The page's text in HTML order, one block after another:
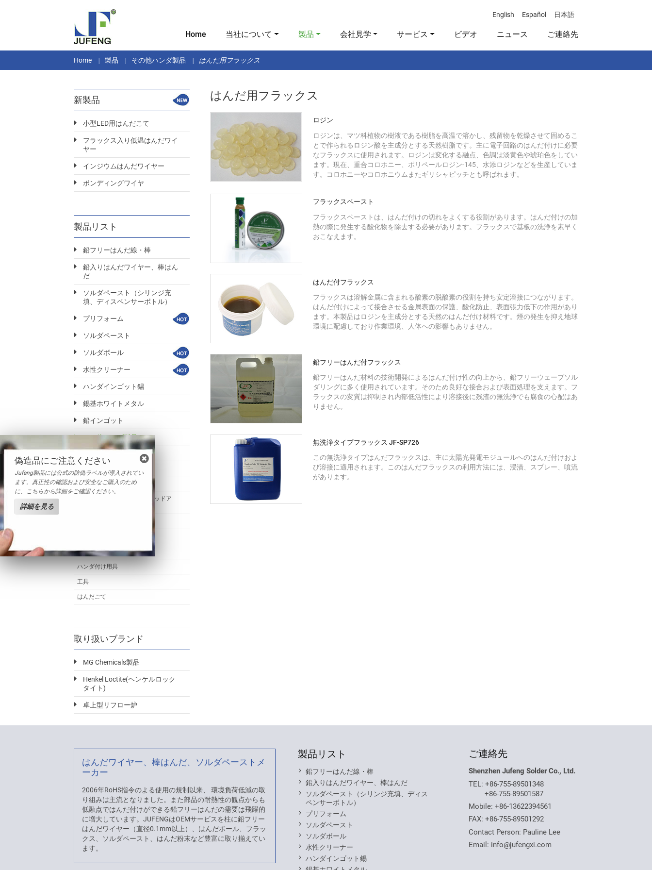
English Español 日本語
Home 当社について 製品 会社見学 サービス ビデオ ニュース ご連絡先
Home 製品 その他ハンダ製品 はんだ用フラックス
はんだ用フラックス
ロジン
ロジンは、マツ科植物の樹液である樹脂を高温で溶かし、残留物を乾燥させて固めるこ
とで作られるロジン酸を主成分とする天然樹脂です。主に電子回路のはんだ付けに必要
なフラックスに使用されます。ロジンは変化する融点、色調は淡黄色や琥珀色をしてい
ます。現在、重合コロホニー、ポリペールロジン-145、水添ロジンなどを生産していま
す。コロホニーやコロホニウムまたギリシャピッチとも呼ばれます。
フラックスペースト
フラックスペーストは、はんだ付けの切れをよくする役割があります。はんだ付けの加
熱の際に発生する酸化物を除去する必要があります。フラックスで基板の洗浄を素早く
おこなえます。
はんだ付フラックス
フラックスは溶解金属に含まれる酸素の脱酸素の役割を持ち安定溶接につながります。
はんだ付けによって接合させる金属表面の保護、酸化防止、表面張力低下の作用があり
ます。本製品はロジンを主成分とする天然のはんだ付け材料です。煙の発生を抑え地球
環境に配慮しており作業環境、人体への影響もありません。
鉛フリーはんだ付フラックス
鉛フリーはんだ材料の技術開発によるはんだ付け性の向上から、鉛フリーウェーブソル
ダリングに多く使用されています。そのため良好な接合および表面処理を支えます。フ
ラックスの変質は抑制され内部低活性により溶接後に残渣の無洗浄でも腐食の心配はあ
りません。
無洗浄タイプフラックス JF-SP726
この無洗浄タイプはんだフラックスは、主に太陽光発電モジュールへのはんだ付けおよ
び溶接に適用されます。このはんだフラックスの利用方法には、浸漬、スプレー、噴流
があります。
新製品
小型LED用はんだこて
フラックス入り低温はんだワイ
ヤー
インジウムはんだワイヤー
ボンディングワイヤ
製品リスト
鉛フリーはんだ線・棒
鉛入りはんだワイヤー、棒はん
だ
ソルダペースト（シリンジ充
填、ディスペンサーボトル）
プリフォーム
ソルダペースト
ソルダボール
水性クリーナー
ハンダインゴット錫
錫基ホワイトメタル
鉛インゴット
その他ハンダ製品
銅コアボール
CCGA (セラミックカラムグリッドア
TIPティナー
ハンダ付け用具
工具
はんだごて
取り扱いブランド
MG Chemicals製品
Henkel Loctite(ヘンケルロック
タイト)
卓上型リフロー炉
はんだワイヤー、棒はんだ、ソルダペーストメ
ーカー
2006年RoHS指令のよる使用の規制以来、 環境負荷低減の取
り組みは主流となりました。また部品の耐熱性の観点からも
低融点ではんだ付けができる鉛フリーはんだの需要は飛躍的
に増大しています。JUFENGはOEMサービスを柱に鉛フリー
はんだワイヤー（直径0.1mm以上）、はんだボール、フラッ
クス、ソルダペースト、はんだ粉末など豊富に取り揃えてい
ます。
製品リスト
鉛フリーはんだ線・棒
鉛入りはんだワイヤー、棒はんだ
ソルダペースト（シリンジ充填、ディス
ペンサーボトル）
プリフォーム
ソルダペースト
ソルダボール
水性クリーナー
ハンダインゴット錫
ご連絡先
Shenzhen Jufeng Solder Co., Ltd.
TEL:+86-755-89501348
+86-755-89501587
Mobile:+86-13622394561
FAX: +86-755-89501292
Contact Person: Pauline Lee
Email: info@jufengxi.com
偽造品にご注意ください
Jufeng製品には公式の防偽ラベルが導入されてい
ます。真正性の確認および安全なご購入のため
に、こちらから詳細をご確認ください。
詳細を見る